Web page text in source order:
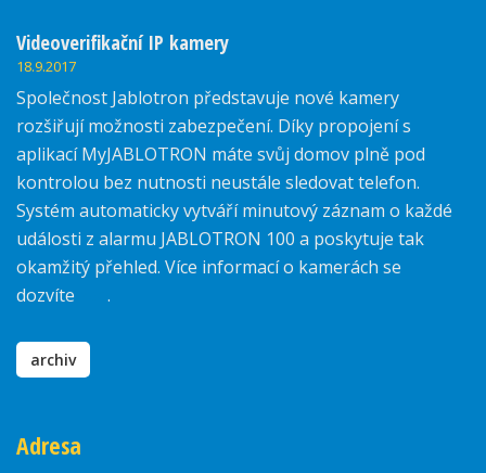
Videoverifikační IP kamery
18.9.2017
Společnost Jablotron představuje nové kamery
rozšiřují možnosti zabezpečení. Díky propojení s
aplikací MyJABLOTRON máte svůj domov plně pod
kontrolou bez nutnosti neustále sledovat telefon.
Systém automaticky vytváří minutový záznam o každé
události z alarmu JABLOTRON 100 a poskytuje tak
okamžitý přehled. Více informací o kamerách se
dozvíte
.
archiv
Adresa